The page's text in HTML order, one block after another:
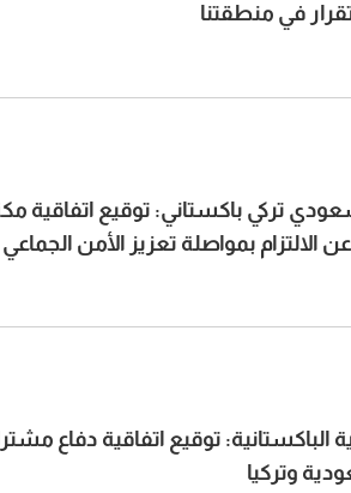
في منطقتنا
تركي باكستاني: توقيع اتفاقية
عن الالتزام بمواصلة تعزيز الأمن الجماعي
الباكستانية: توقيع اتفاقية دفاع
وتركيا